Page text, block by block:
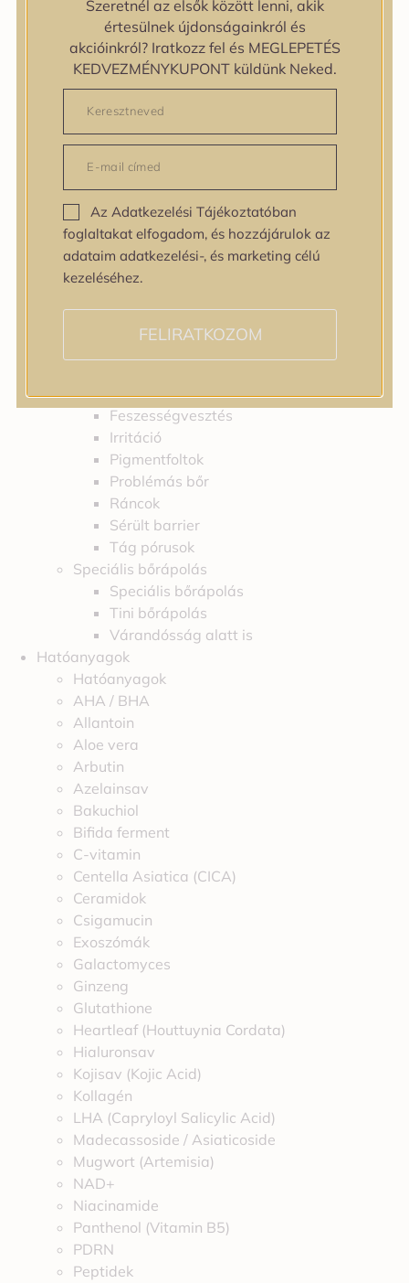
zipiderm
Bőrállapot
Bőrállapot
Bőrtípus
Bőrtípus
Kombinált
Száraz
Zsíros
Bőrprobléma
Bőrprobléma
Bőrpír
Dehidratált bőr
Egyenetlen bőrtextúra
Egyenetlen tónus
Fakóság
Feszességvesztés
Irritáció
Pigmentfoltok
Problémás bőr
Ráncok
Sérült barrier
Tág pórusok
Speciális bőrápolás
Speciális bőrápolás
Tini bőrápolás
Várandósság alatt is
Hatóanyagok
Hatóanyagok
AHA / BHA
Allantoin
Aloe vera
Arbutin
Azelainsav
Bakuchiol
Bifida ferment
C-vitamin
Centella Asiatica (CICA)
Ceramidok
Csigamucin
Exoszómák
Galactomyces
Ginzeng
Glutathione
Heartleaf (Houttuynia Cordata)
Hialuronsav
Kojisav (Kojic Acid)
Kollagén
LHA (Capryloyl Salicylic Acid)
Madecassoside / Asiaticoside
Mugwort (Artemisia)
NAD+
Niacinamide
Panthenol (Vitamin B5)
PDRN
Peptidek
Szeretnél az elsők között lenni, akik
értesülnek újdonságainkról és
akcióinkról? Iratkozz fel és MEGLEPETÉS
KEDVEZMÉNYKUPONT küldünk Neked.
Az Adatkezelési Tájékoztatóban
foglaltakat elfogadom, és hozzájárulok az
adataim adatkezelési-, és marketing célú
kezeléséhez.
FELIRATKOZOM